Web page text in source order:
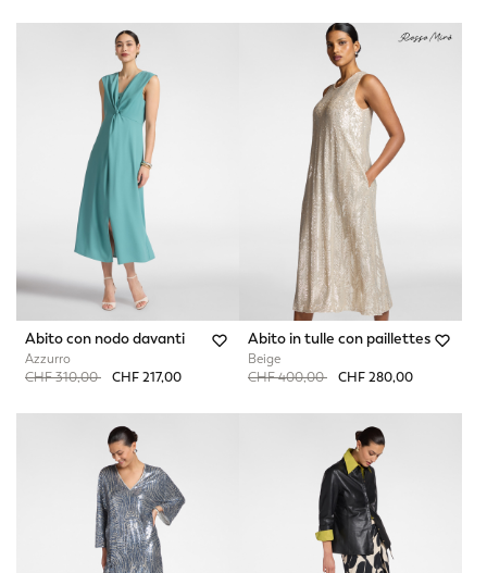
Abito con nodo davanti
Azzurro
Price reduced from
CHF 310,00toCHF 217,00
Abito in tulle con paillettes
Beige
Price reduced from
CHF 400,00toCHF 280,00